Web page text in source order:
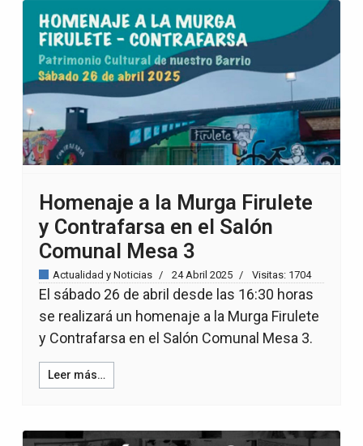
Homenaje a la Murga Firulete
y Contrafarsa en el Salón
Comunal Mesa 3
Actualidad y Noticias 24 Abril 2025 Visitas: 1704
El sábado 26 de abril desde las 16:30 horas
se realizará un homenaje a la Murga Firulete
y Contrafarsa en el Salón Comunal Mesa 3.
Leer más…